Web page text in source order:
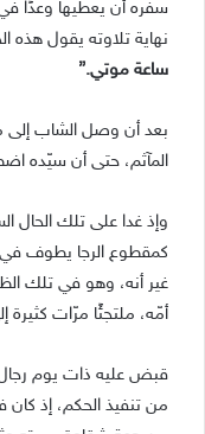
سفره أن يعطيها وعدًا
نهاية تلاوته يقول هذه
ساعة موتي.”
بعد أن وصل الشاب إلى
المآثم، حتى أن سيّده
وإذ غدا على تلك الحال
كمقطوع الرجا يطوف في
غير أنه، وهو في تلك
أمّه، ملتجئًا مرّات كثيرة
قبض عليه ذات يوم رجال
من تنفيذ الحكم، إذ